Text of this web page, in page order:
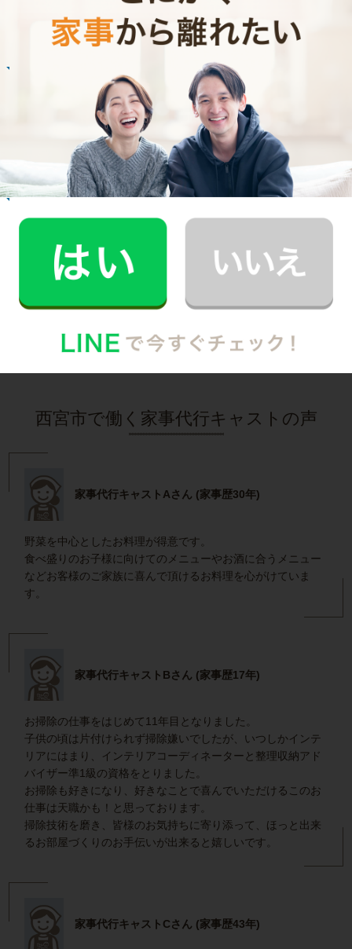
Customer Interview
30代 男性 1人暮らし
趣味の時間を作りたいと思い家事代行の利用を
記事全文を見る
お掃除
30代 共働き 子育て中
とても充実しました。
記事全文を見る
西宮市で働く家事代行キャストの声
家事代行キャストAさん (家事歴30年)
野菜を中心としたお料理が得意です。
食べ盛りのお子様に向けてのメニューやお酒に合うメニュー
などお客様のご家族に喜んで頂けるお料理を心がけていま
す。
家事代行キャストBさん (家事歴17年)
お掃除の仕事をはじめて11年目となりました。
子供の頃は片付けられず掃除嫌いでしたが、いつしかインテ
リアにはまり、インテリアコーディネーターと整理収納アド
バイザー準1級の資格をとりました。
お掃除も好きになり、好きなことで喜んでいただけるこのお
仕事は天職かも！と思っております。
掃除技術を磨き、皆様のお気持ちに寄り添って、ほっと出来
るお部屋づくりのお手伝いが出来ると嬉しいです。
家事代行キャストCさん (家事歴43年)